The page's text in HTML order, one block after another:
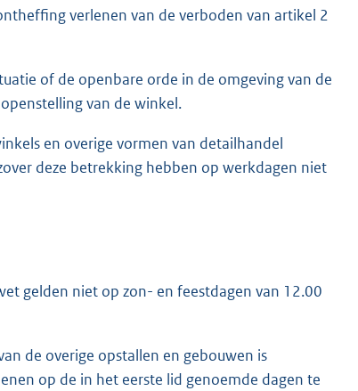
verlenen van de verboden van artikel 2
of de openbare orde in de omgeving van de
van de winkel.
en overige vormen van detailhandel
deze betrekking hebben op werkdagen niet
gelden niet op zon- en feestdagen van 12.00
de overige opstallen en gebouwen is
op de in het eerste lid genoemde dagen te